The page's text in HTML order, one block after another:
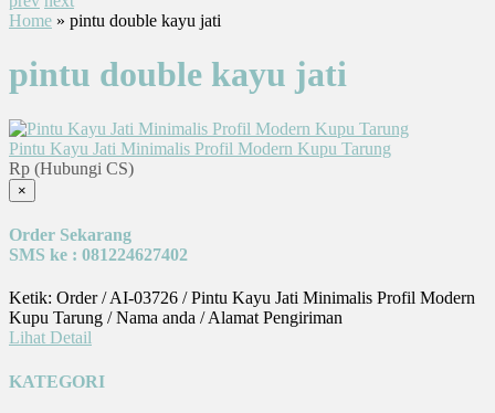
Home » pintu double kayu jati
pintu double kayu jati
Pintu Kayu Jati Minimalis Profil Modern Kupu Tarung
Rp (Hubungi CS)
×
Order Sekarang
SMS ke : 081224627402
Ketik: Order / AI-03726 / Pintu Kayu Jati Minimalis Profil Modern
Kupu Tarung / Nama anda / Alamat Pengiriman
Lihat Detail
KATEGORI